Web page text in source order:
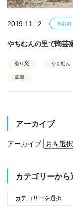
2019.11.12 読谷村
やちむんの里で陶芸
登り窯 やちむん
壺屋
アーカイブ
アーカイブ
カテゴリーから